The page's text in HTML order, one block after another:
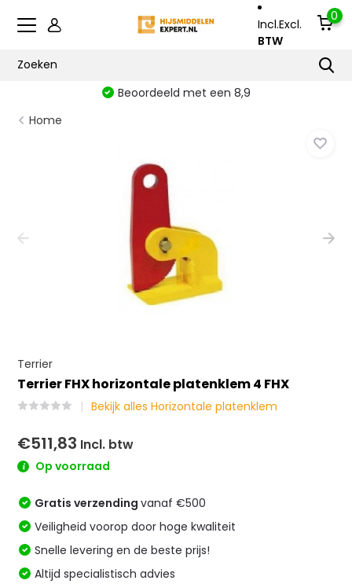
Incl.Excl.
BTW
0
Beoordeeld met een 8,9
Home
Terrier
Terrier FHX horizontale platenklem 4 FHX
Bekijk alles Horizontale platenklem
€511,83 Incl. btw
Op voorraad
Gratis verzendingvanaf €500
Veiligheid voorop door hoge kwaliteit
Snelle levering en de beste prijs!
Altijd specialistisch advies